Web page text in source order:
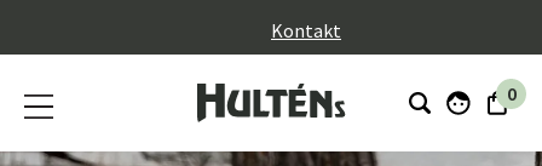
Kontakt
0